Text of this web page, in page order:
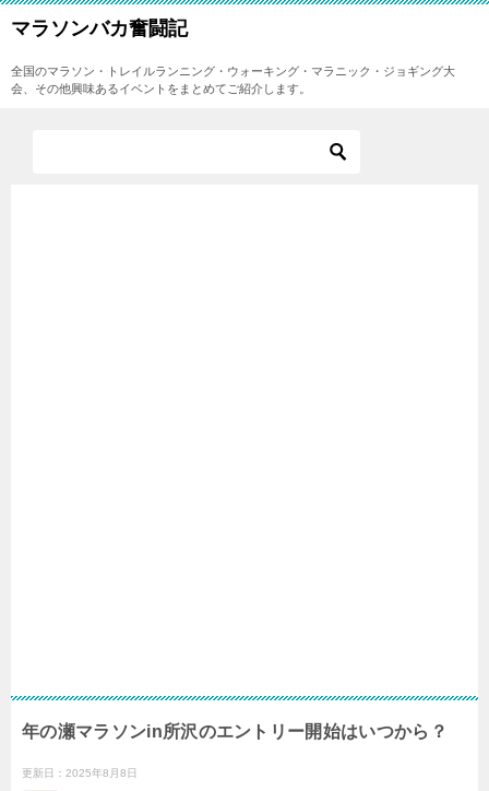
マラソンバカ奮闘記
全国のマラソン・トレイルランニング・ウォーキング・マラニック・ジョギング大
会、その他興味あるイベントをまとめてご紹介します。
年の瀬マラソンin所沢のエントリー開始はいつから？
更新日： 2025年8月8日